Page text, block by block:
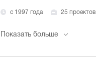
с 1997 года 25 проектов
Показать больше